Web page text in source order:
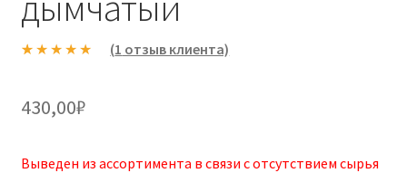
основе
пользовател
(1 отзыв клиента)
430,00₽
Выведен из ассортимента в связи с отсутствием сырья